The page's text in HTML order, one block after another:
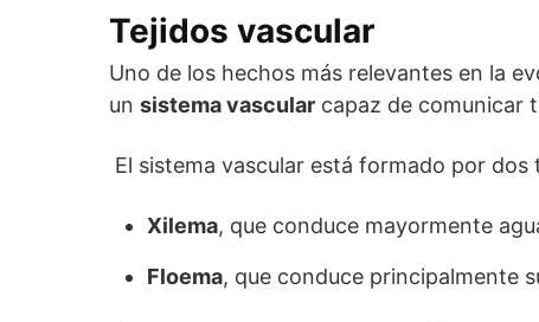
Tejidos vascular
Uno de los hechos más relevantes en la
un sistema vascular capaz de comunicar
El sistema vascular está formado por dos
Xilema, que conduce mayormente
Floema, que conduce principalmente